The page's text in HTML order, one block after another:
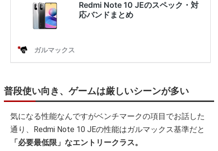
普段使い向き、ゲームは厳しいシーンが多い
気になる性能なんですがベンチマークの項目でお話した
通り、Redmi Note 10 JEの性能はガルマックス基準だと
「必要最低限」なエントリークラス。